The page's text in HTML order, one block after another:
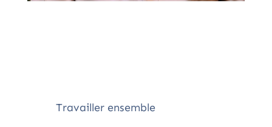
Travailler ensemble